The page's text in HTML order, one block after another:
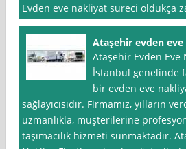
Evden eve nakliyat süreci oldukça
Ataşehir evden
Ataşehir Evden Eve
İstanbul genelinde
bir evden eve
sağlayıcısıdır. Firmamız, yılların
uzmanlıkla, müşterilerine
taşımacılık hizmeti sunmaktadır.